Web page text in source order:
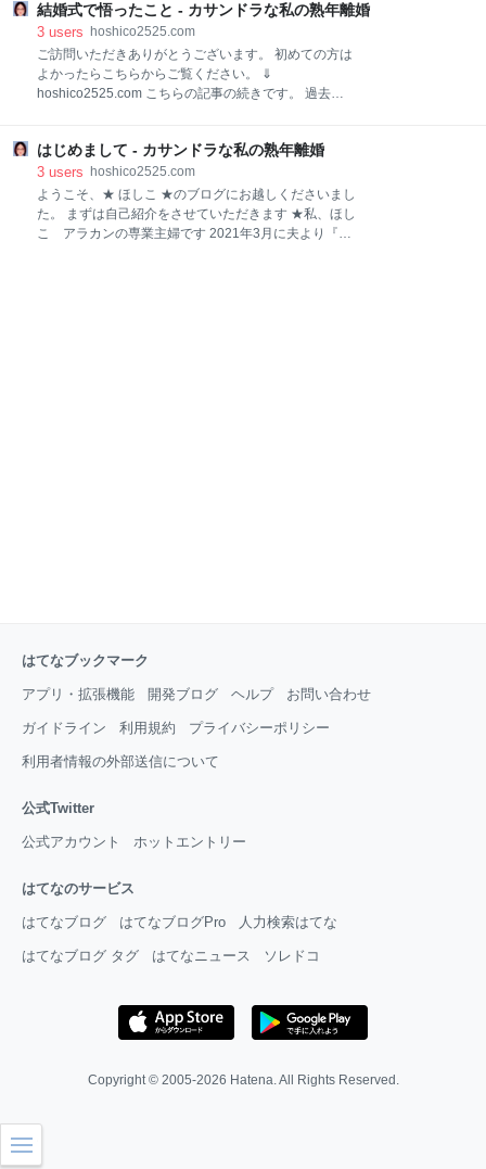
発作性頭位めまい症」と言われました。 めまいの薬と
吐き気止めを1週間分処方してもらい帰宅。 薬だけ飲
んでまた寝ました。 とにかく最初の2日ほどは食事も
ほぼ摂らず水だけ飲み、普段は寝ようと思ってもすぐ
に目が覚めてし
で、発熱外来に行くのに本当に困りましたが、今回は
車を使う事が出来てホント助かった。 私は車の中で待
っていました。 しばらくして息子からLINEが。 「陽
性やった」 ああ～。 ついにわが家もコロナ感染者が。
お薬を出すので自宅で療養してくださいと言われたそ
当とかにしてシオノギのお薬とか誰でももらえるよう
にしてくれればいいのに。 息子がもらったのはカロナ
ールだけでした。 今朝方から熱は39℃を超えていて、
今も下がっていません。 少なくと
結婚式で悟ったこと - カサンドラな私の熟年離婚
3 users
hoshico2525.com
ご訪問いただきありがとうございます。 初めての方は
よかったらこちらからご覧ください。 ⇓
hoshico2525.com こちらの記事の続きです。 過去記
は、その後結婚式を控えていました。 私は何度か転職
しましたがいつも高くないお給料のところで働いてい
ました。 趣味で音楽をやっていて、そこに私のお給料
にしては結構な金額を費やしていましたし、もう多分
私は結婚しないだろうと思っていたので、それまで使
はじめまして - カサンドラな私の熟年離婚
3 users
hoshico2525.com
ようこそ、★ ほしこ ★のブログにお越しくださいまし
た。 まずは自己紹介をさせていただきます ★私、ほし
こ アラカンの専業主婦です 2021年3月に夫より『離
はてなブックマーク
アプリ・拡張機能 開発ブログ ヘルプ お問い合わせ
ガイドライン 利用規約 プライバシーポリシー
利用者情報の外部送信について
公式Twitter
公式アカウント ホットエントリー
はてなのサービス
はてなブログ はてなブログPro 人力検索はてな
はてなブログ タグ はてなニュース ソレドコ
Copyright © 2005-2026 Hatena. All Rights Reserved.